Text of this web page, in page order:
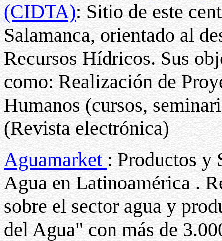
(CIDTA): Sitio de este
Salamanca, orientado al
Recursos Hídricos. Sus
como: Realización de
Humanos (cursos,
(Revista electrónica)
Aguamarket: Productos y
Agua en Latinoamérica .
sobre el sector agua y
del Agua" con más de